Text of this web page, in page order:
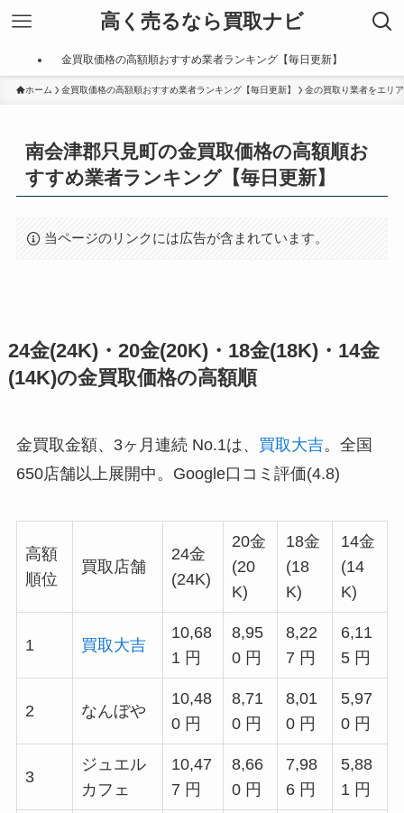
高く売るなら買取ナビ
金買取価格の高額順おすすめ業者ランキング【毎日更新】
ホーム 金買取価格の高額順おすすめ業者ランキング【毎日更新】 金の買取り業者をエリ
南会津郡只見町の金買取価格の高額順お
すすめ業者ランキング【毎日更新】
当ページのリンクには広告が含まれています。
24金(24K)・20金(20K)・18金(18K)・14金
(14K)の金買取価格の高額順
金買取金額、3ヶ月連続 No.1は、 買取大吉。全国
650店舗以上展開中。Google口コミ評価(4.8)
高額
順位
買取店舗
24金
(24K)
20金
(20
K)
18金
(18
K)
14金
(14
K)
1 買取大吉
10,68
1 円
8,95
0 円
8,22
7 円
6,11
5 円
2 なんぼや
10,48
0 円
8,71
0 円
8,01
0 円
5,97
0 円
3
ジュエル
カフェ
10,47
7 円
8,66
0 円
7,98
6 円
5,88
1 円